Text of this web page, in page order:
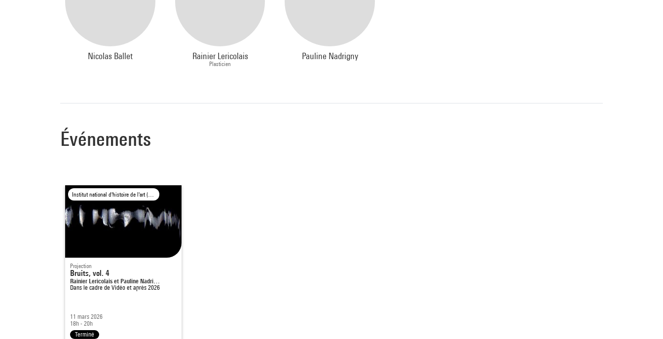
Nicolas Ballet Rainier Lericolais
Plasticien
Pauline Nadrigny
Événements
Projection
Bruits, vol. 4
Rainier Lericolais et Pauline Nadri…
Dans le cadre de Vidéo et après 2026
11 mars 2026
18h - 20h
Terminé